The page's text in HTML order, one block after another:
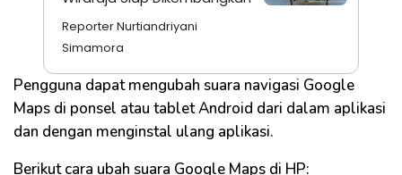
Reporter Nurtiandriyani
Simamora
Pengguna dapat mengubah suara navigasi Google
Maps di ponsel atau tablet Android dari dalam aplikasi
dan dengan menginstal ulang aplikasi.
Berikut cara ubah suara Google Maps di HP: